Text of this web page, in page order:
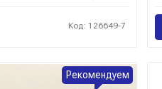
Код: 126649-7
Рекомендуем